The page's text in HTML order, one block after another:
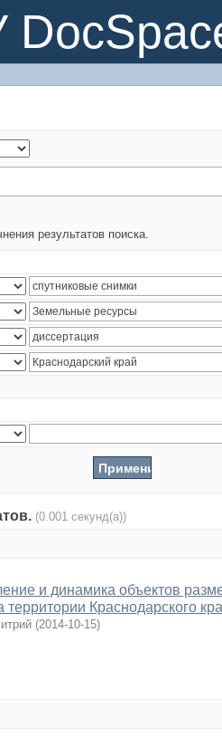
результатов поиска.
(0.001 секунд(а))
и динамика объектов
территории Краснодарского
(2014-10-15)